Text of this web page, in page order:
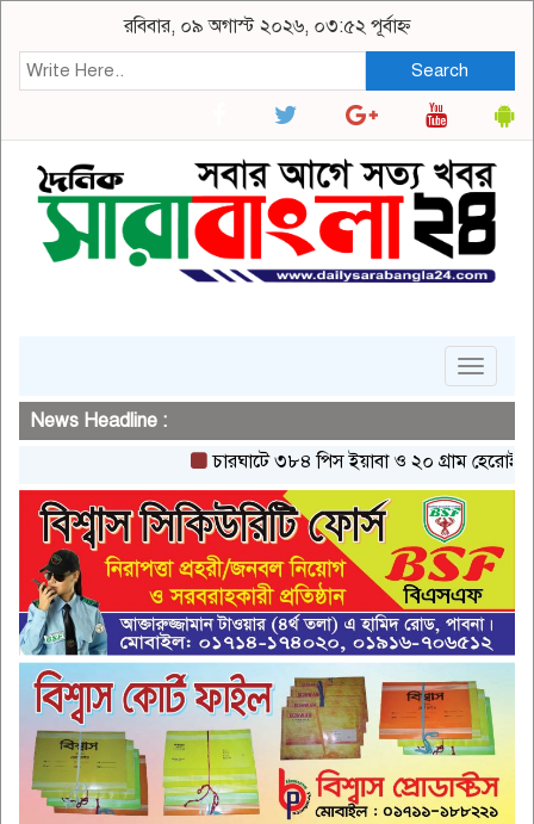
রবিবার, ০৯ অগাস্ট ২০২৬, ০৩:৫২ পূর্বাহ্ন
Search
Toggle
News Headline :
চারঘাটে ৩৮৪ পিস ইয়াবা ও ২০ গ্রাম হেরোইনসহ